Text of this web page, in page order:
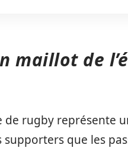
maillot de
de rugby représente
que les